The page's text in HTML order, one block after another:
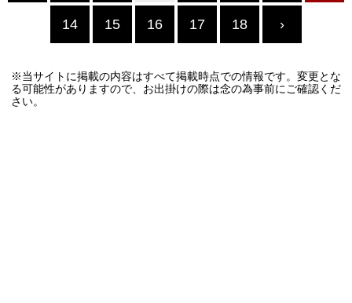
14 15 16 17 18 ›
※当サイトに掲載の内容はすべて掲載時点での情報です。変更とな
る可能性がありますので、お出掛けの際は念の為事前にご確認くだ
さい。